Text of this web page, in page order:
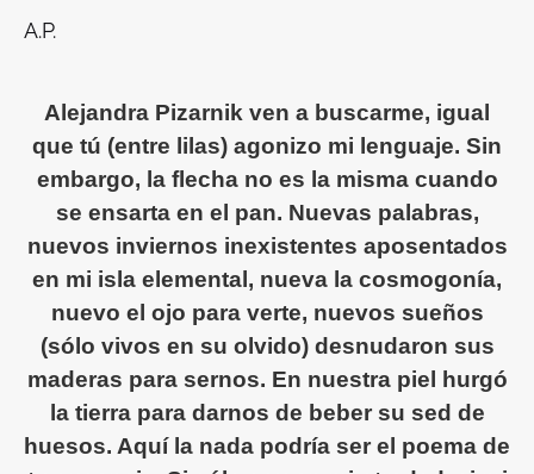
A.P.
Alejandra Pizarnik ven a buscarme, igual
que tú (entre lilas) agonizo mi lenguaje. Sin
embargo, la flecha no es la misma cuando
se ensarta en el pan. Nuevas palabras,
nuevos inviernos inexistentes aposentados
en mi isla elemental, nueva la cosmogonía,
nuevo el ojo para verte, nuevos sueños
(sólo vivos en su olvido) desnudaron sus
maderas para sernos. En nuestra piel hurgó
la tierra para darnos de beber su sed de
huesos. Aquí la nada podría ser el poema de